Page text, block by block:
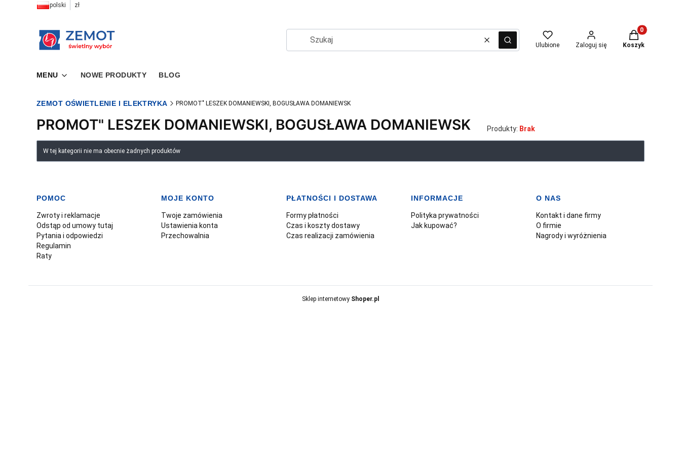
polski zł
WyczyśćSzukaj Ulubione Zaloguj się
Produkty w
Koszyk
MENU NOWE PRODUKTY BLOG
ZEMOT OŚWIETLENIE I ELEKTRYKA PROMOT" LESZEK DOMANIEWSKI, BOGUSŁAWA DOMANIEWSK
PROMOT" LESZEK DOMANIEWSKI, BOGUSŁAWA DOMANIEWSK Produkty: Brak
Lista produktów
W tej kategorii nie ma obecnie żadnych produktów
Linki w stopce
POMOC
Zwroty i reklamacje
Odstąp od umowy tutaj
Pytania i odpowiedzi
Regulamin
Raty
MOJE KONTO
Twoje zamówienia
Ustawienia konta
Przechowalnia
PŁATNOŚCI I DOSTAWA
Formy płatności
Czas i koszty dostawy
Czas realizacji zamówienia
INFORMACJE
Polityka prywatności
Jak kupować?
O NAS
Kontakt i dane firmy
O firmie
Nagrody i wyróżnienia
Sklep internetowy Shoper.pl